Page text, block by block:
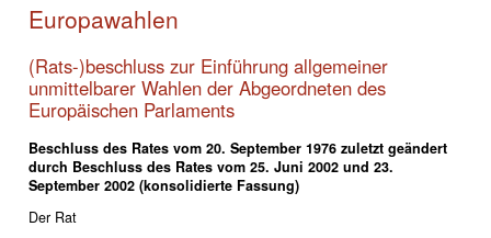
Europawahlen
(Rats-)beschluss zur Einführung allgemeiner
unmittelbarer Wahlen der Abgeordneten des
Europäischen Parlaments
Beschluss des Rates vom 20. September 1976 zuletzt geändert
durch Beschluss des Rates vom 25. Juni 2002 und 23.
September 2002 (konsolidierte Fassung)
Der Rat